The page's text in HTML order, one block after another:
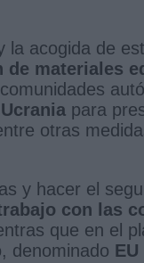
la acogida de
de materiales
para
otras
y hacer el
con las
que en el
denominado